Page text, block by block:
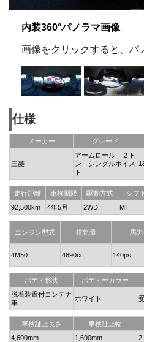
内装360°パノラマ画像
画像をクリックすると、パ
仕様
メーカー グレード
三菱
アームロール ２ト
ン シングルホイス
ト
走行距離 車検期限 駆動方式 シフト
92,500km
4年5月 2WD MT
エンジン型式 排気量 馬力
4M50 4890cc 140ps
ボディ形状 ボディーカラー
脱着装置付コンテナ
車
ホワイト
車検証上長さ 車検証上幅
4,600mm
1,690mm